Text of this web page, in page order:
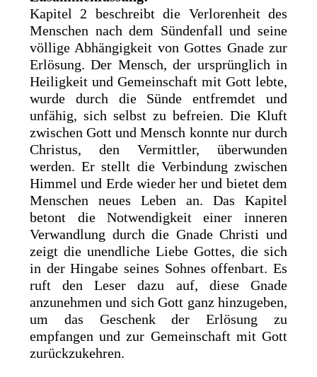
Kapitel 2 beschreibt die Verlorenheit des
Menschen nach dem Sündenfall und seine
völlige Abhängigkeit von Gottes Gnade zur
Erlösung. Der Mensch, der ursprünglich in
Heiligkeit und Gemeinschaft mit Gott lebte,
wurde durch die Sünde entfremdet und
unfähig, sich selbst zu befreien. Die Kluft
zwischen Gott und Mensch konnte nur durch
Christus, den Vermittler, überwunden
werden. Er stellt die Verbindung zwischen
Himmel und Erde wieder her und bietet dem
Menschen neues Leben an. Das Kapitel
betont die Notwendigkeit einer inneren
Verwandlung durch die Gnade Christi und
zeigt die unendliche Liebe Gottes, die sich
in der Hingabe seines Sohnes offenbart. Es
ruft den Leser dazu auf, diese Gnade
anzunehmen und sich Gott ganz hinzugeben,
um das Geschenk der Erlösung zu
empfangen und zur Gemeinschaft mit Gott
zurückzukehren.